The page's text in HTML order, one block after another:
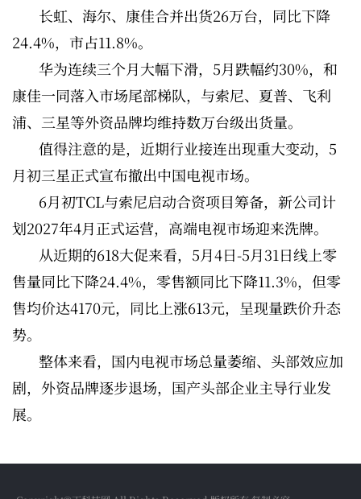
长虹、海尔、康佳合并出货26万台，同比下降
24.4%，市占11.8%。
华为连续三个月大幅下滑，5月跌幅约30%，和
康佳一同落入市场尾部梯队，与索尼、夏普、飞利
浦、三星等外资品牌均维持数万台级出货量。
值得注意的是，近期行业接连出现重大变动，5
月初三星正式宣布撤出中国电视市场。
6月初TCL与索尼启动合资项目筹备，新公司计
划2027年4月正式运营，高端电视市场迎来洗牌。
从近期的618大促来看，5月4日-5月31日线上零
售量同比下降24.4%，零售额同比下降11.3%，但零
售均价达4170元，同比上涨613元，呈现量跌价升态
势。
整体来看，国内电视市场总量萎缩、头部效应加
剧，外资品牌逐步退场，国产头部企业主导行业发
展。